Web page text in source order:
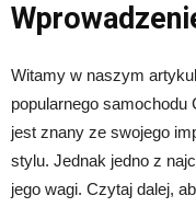
Witamy w naszym
popularnego samochodu
jest znany ze swojego
stylu. Jednak jedno z
jego wagi. Czytaj dalej,